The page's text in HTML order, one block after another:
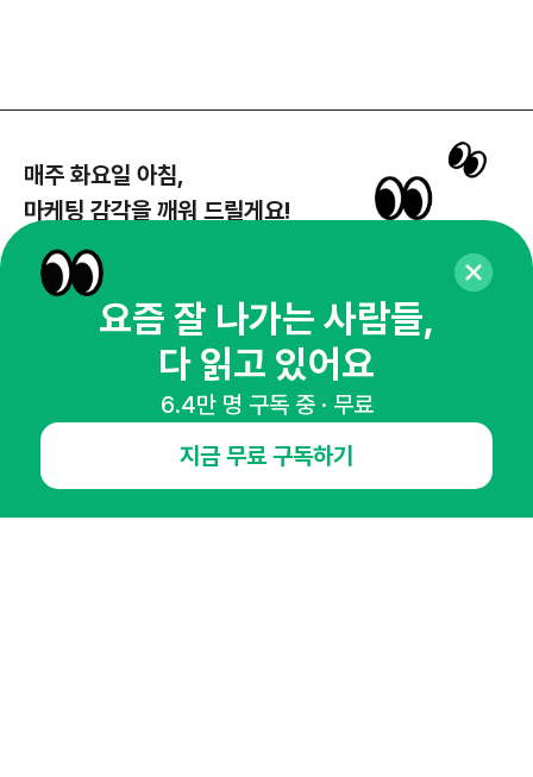
매주 화요일 아침,
마케팅 감각을 깨워 드릴게요!
뉴스레터 구독하기
오픈애즈란
요즘 잘 나가는 사람들,
다 읽고 있어요
6.4만 명 구독 중 · 무료
지금 무료 구독하기